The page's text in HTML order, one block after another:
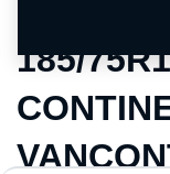
185/